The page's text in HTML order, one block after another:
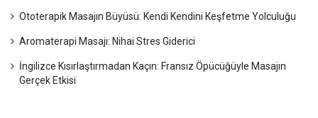
Ototerapik Masajın Büyüsü: Kendi Kendini Keşfetme Yolculuğu
Aromaterapi Masajı: Nihai Stres Giderici
İngilizce Kısırlaştırmadan Kaçın: Fransız Öpücüğüyle Masajın
Gerçek Etkisi